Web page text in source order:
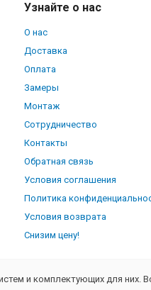
Узнайте о нас
О нас
Доставка
Оплата
Замеры
Монтаж
Сотрудничество
Контакты
Обратная связь
Условия соглашения
Политика
Условия возврата
Снизим цену!
и комплектующих для них.